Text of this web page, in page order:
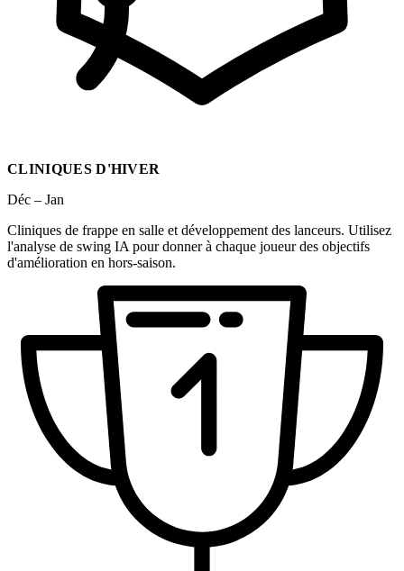
CLINIQUES D'HIVER
Déc – Jan
Cliniques de frappe en salle et développement des lanceurs. Utilisez
l'analyse de swing IA pour donner à chaque joueur des objectifs
d'amélioration en hors-saison.